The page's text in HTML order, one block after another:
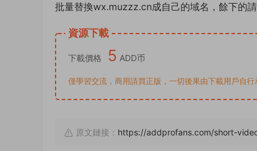
批量替換wx.muzzz.cn成自己的域名，餘下的請
資源下載
下載價格 5 ADD币
僅學習交流，商用請買正版，一切後果由下載用戶自
原文鏈接： https://addprofans.com/short-